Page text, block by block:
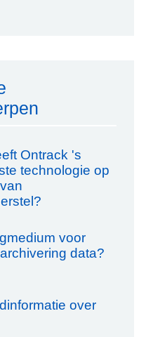
Ontrack 's
technologie op
voor
data?
over